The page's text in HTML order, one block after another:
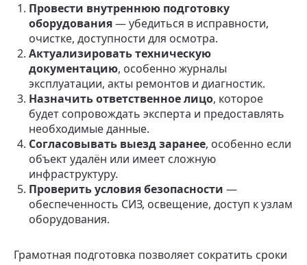
Провести внутреннюю подготовку
оборудования— убедиться в исправности,
очистке, доступности для осмотра.
Актуализировать техническую
документацию, особенно журналы
эксплуатации, акты ремонтов и диагностик.
Назначить ответственное лицо, которое
будет сопровождать эксперта и предоставлять
необходимые данные.
Согласовывать выезд заранее, особенно если
объект удалён или имеет сложную
инфраструктуру.
Проверить условия безопасности —
обеспеченность СИЗ, освещение, доступ к узлам
оборудования.
Грамотная подготовка позволяет сократить сроки